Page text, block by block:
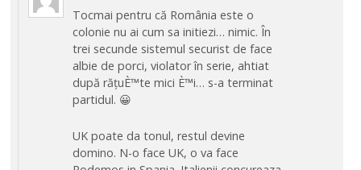
Tocmai pentru că România este o
colonie nu ai cum sa initiezi… nimic. În
trei secunde sistemul securist de face
albie de porci, violator în serie, ahtiat
după rățuÈ™te mici È™i… s-a terminat
partidul. 😀
UK poate da tonul, restul devine
domino. N-o face UK, o va face